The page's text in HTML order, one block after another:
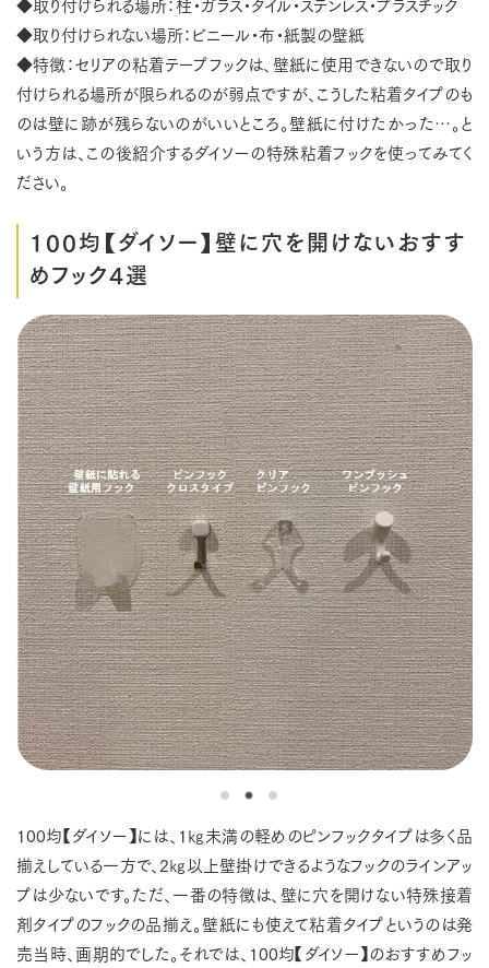
◆取り付けられない場所：ビニール・布・紙製の壁紙
◆特徴：セリアの粘着テープフックは、壁紙に使用できないので取り
付けられる場所が限られるのが弱点ですが、こうした粘着タイプのも
のは壁に跡が残らないのがいいところ。壁紙に付けたかった…。と
いう方は、この後紹介するダイソーの特殊粘着フックを使ってみてく
ださい。
100均【ダイソー】壁に穴を開けないおすす
めフック4選
100均【ダイソー】には、1㎏未満の軽めのピンフックタイプは多く品
揃えしている一方で、2㎏以上壁掛けできるようなフックのラインアッ
プは少ないです。ただ、一番の特徴は、壁に穴を開けない特殊接着
剤タイプのフックの品揃え。壁紙にも使えて粘着タイプというのは発
売当時、画期的でした。それでは、100均【ダイソー】のおすすめフッ